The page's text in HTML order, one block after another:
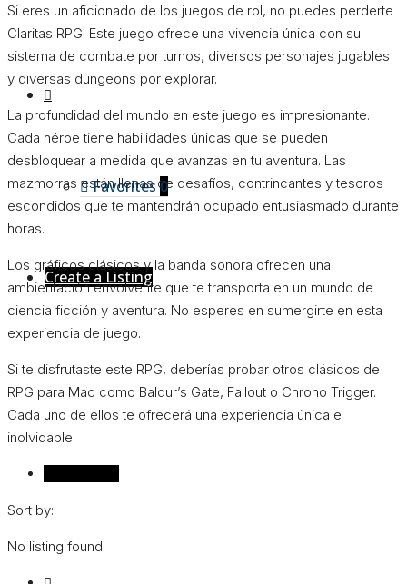
Favorites0
Create a Listing
Si eres un aficionado de los juegos de rol, no puedes perderte
Claritas RPG. Este juego ofrece una vivencia única con su
sistema de combate por turnos, diversos personajes jugables
y diversas dungeons por explorar.
La profundidad del mundo en este juego es impresionante.
Cada héroe tiene habilidades únicas que se pueden
desbloquear a medida que avanzas en tu aventura. Las
mazmorras están llenas de desafíos, contrincantes y tesoros
escondidos que te mantendrán ocupado entusiasmado durante
horas.
Los gráficos clásicos y la banda sonora ofrecen una
ambientación envolvente que te transporta en un mundo de
ciencia ficción y aventura. No esperes en sumergirte en esta
experiencia de juego.
Si te disfrutaste este RPG, deberías probar otros clásicos de
RPG para Mac como Baldur’s Gate, Fallout o Chrono Trigger.
Cada uno de ellos te ofrecerá una experiencia única e
inolvidable.
Sort by:
No listing found.